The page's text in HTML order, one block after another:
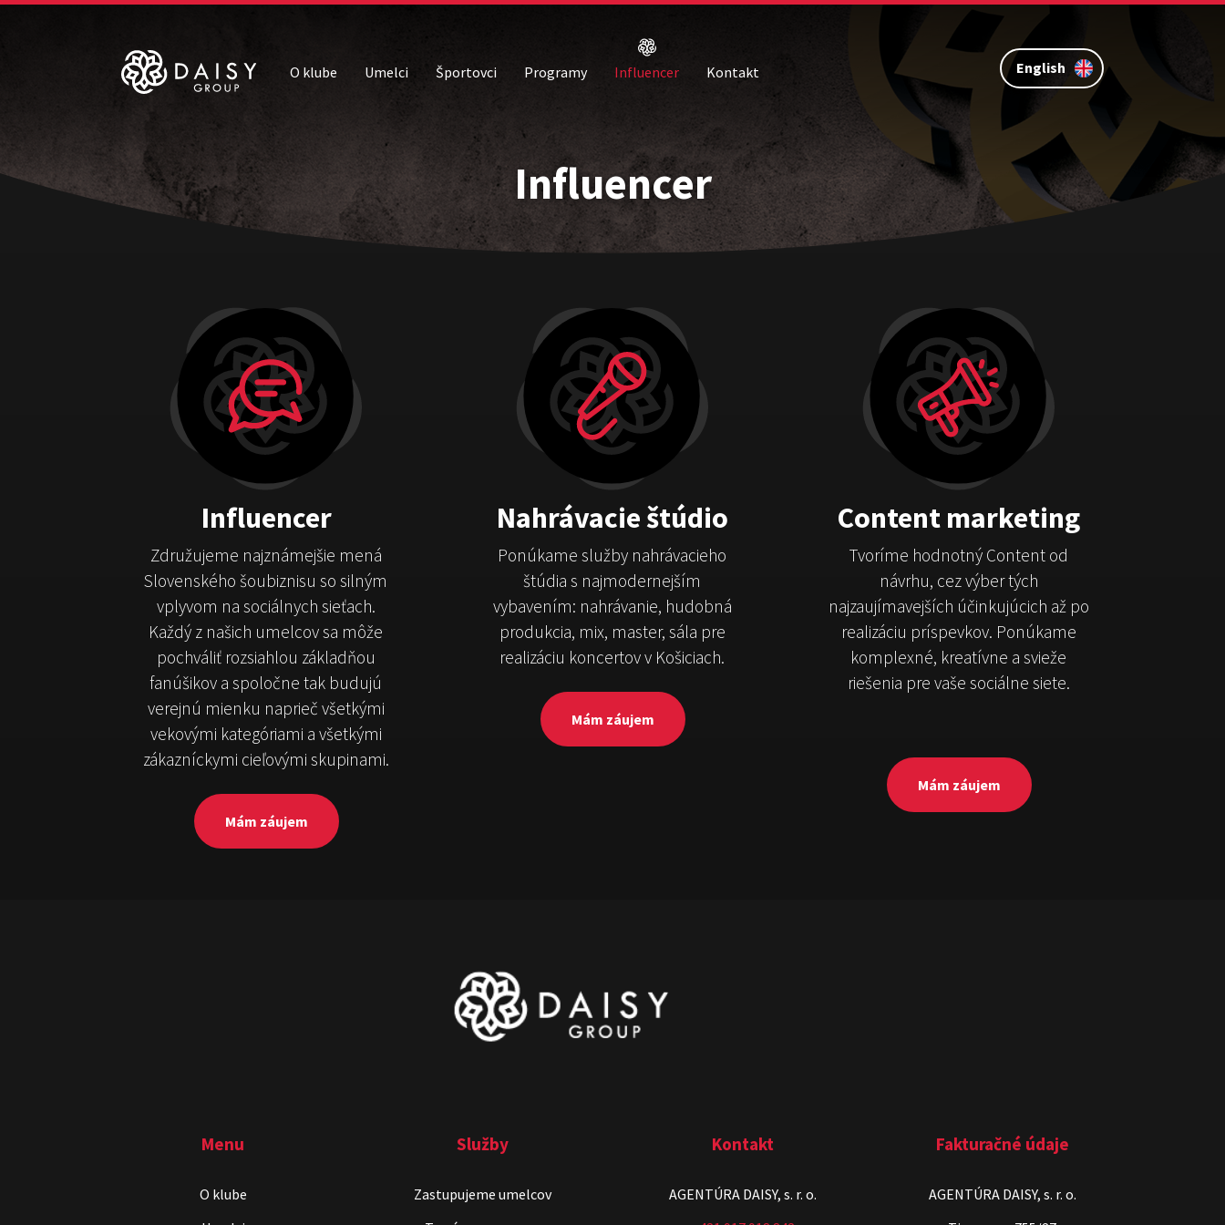
O klube Umelci Športovci Programy Influencer Kontakt English
Influencer
Influencer
Združujeme najznámejšie mená
Slovenského šoubiznisu so silným
vplyvom na sociálnych sieťach.
Každý z našich umelcov sa môže
pochváliť rozsiahlou základňou
fanúšikov a spoločne tak budujú
verejnú mienku naprieč všetkými
vekovými kategóriami a všetkými
zákazníckymi cieľovými skupinami.
Mám záujem
Nahrávacie štúdio
Ponúkame služby nahrávacieho
štúdia s najmodernejším
vybavením: nahrávanie, hudobná
produkcia, mix, master, sála pre
realizáciu koncertov v Košiciach.
Mám záujem
Content marketing
Tvoríme hodnotný Content od
návrhu, cez výber tých
najzaujímavejších účinkujúcich až po
realizáciu príspevkov. Ponúkame
komplexné, kreatívne a svieže
riešenia pre vaše sociálne siete.
Mám záujem
Menu
O klube
Služby
Zastupujeme umelcov
Kontakt
AGENTÚRA DAISY, s. r. o.
Fakturačné údaje
AGENTÚRA DAISY, s. r. o.